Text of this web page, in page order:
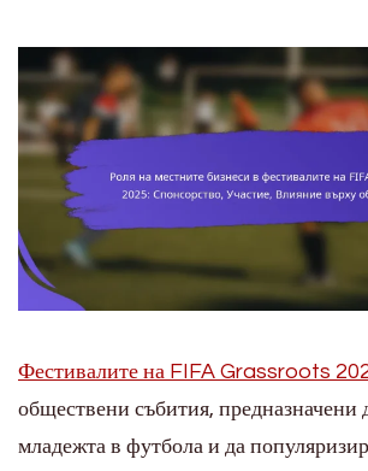
Фестивалите на FIFA Grassroots
обществени събития, предназначени
младежта в футбола и да